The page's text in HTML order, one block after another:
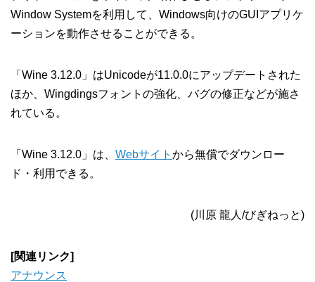
Window Systemを利用して、Windows向けのGUIアプリケ
ーションを動作させることができる。
「Wine 3.12.0」はUnicodeが11.0.0にアップデートされた
ほか、Wingdingsフォントの強化、バグの修正などが施さ
れている。
「Wine 3.12.0」は、 Webサイト から無償でダウンロー
ド・利用できる。
(川原 龍人/びぎねっと)
[関連リンク]
アナウンス